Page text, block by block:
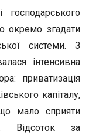
окремо згадати
системи. З
інтенсивна
приватизація
капіталу,
що мало сприяти
Відсоток за